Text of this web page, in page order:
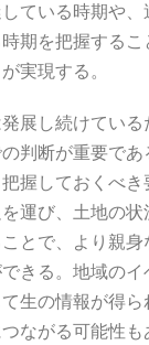
ている時期や、
期を把握する
実現する。
展し続けている
判断が重要であ
握しておくべき
運び、土地の
とで、より親身
きる。地域のイ
生の情報が得
ながる可能性も